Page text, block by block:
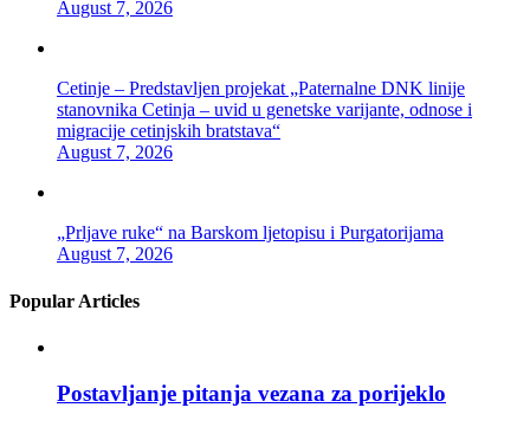
August 7, 2026
Cetinje – Predstavljen projekat „Paternalne DNK linije
stanovnika Cetinja – uvid u genetske varijante, odnose i
migracije cetinjskih bratstava“
August 7, 2026
„Prljave ruke“ na Barskom ljetopisu i Purgatorijama
August 7, 2026
Popular Articles
Postavljanje pitanja vezana za porijeklo